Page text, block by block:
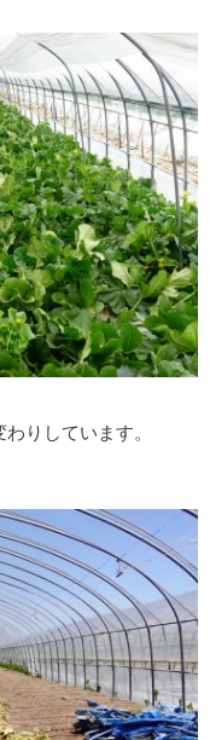
りしています。